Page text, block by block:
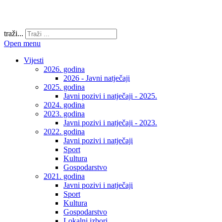
traži...
Open menu
Vijesti
2026. godina
2026 - Javni natječaji
2025. godina
Javni pozivi i natječaji - 2025.
2024. godina
2023. godina
Javni pozivi i natječaji - 2023.
2022. godina
Javni pozivi i natječaji
Sport
Kultura
Gospodarstvo
2021. godina
Javni pozivi i natječaji
Sport
Kultura
Gospodarstvo